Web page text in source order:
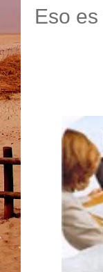
Eso